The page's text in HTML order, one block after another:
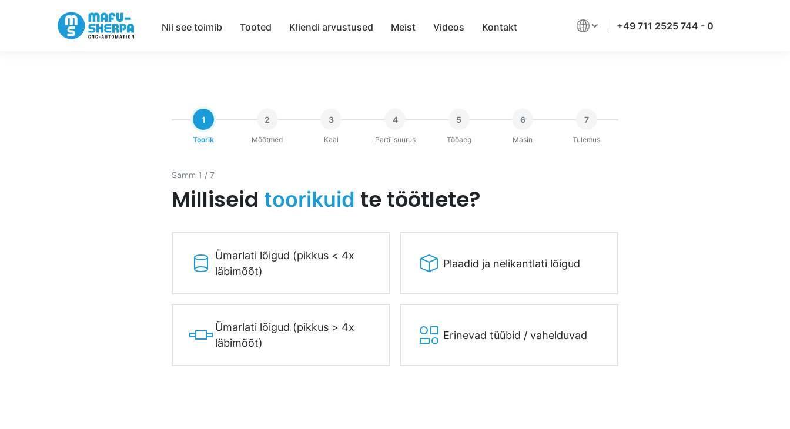
Nii see toimib Tooted Kliendi arvustused Meist Videos Kontakt +49 711 2525 744 - 0
1
Toorik
2
Mõõtmed
3
Kaal
4
Partii suurus
5
Tööaeg
6
Masin
7
Tulemus
Samm 1 / 7
Milliseid toorikuid te töötlete?
Ümarlati lõigud (pikkus < 4x
läbimõõt)
Plaadid ja nelikantlati lõigud
Ümarlati lõigud (pikkus > 4x
läbimõõt)
Erinevad tüübid / vahelduvad